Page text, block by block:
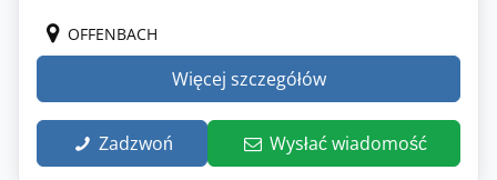
OFFENBACH
Więcej szczegółów
Zadzwoń Wysłać wiadomość